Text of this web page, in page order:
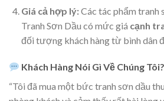
Giá cả hợp lý:Các tác phẩm tranh
Tranh Sơn Dầu có mức giá cạnh
đối tượng khách hàng từ bình dân
Khách Hàng Nói Gì Về Chúng Tôi?
“Tôi đã mua một bức tranh sơn dầu